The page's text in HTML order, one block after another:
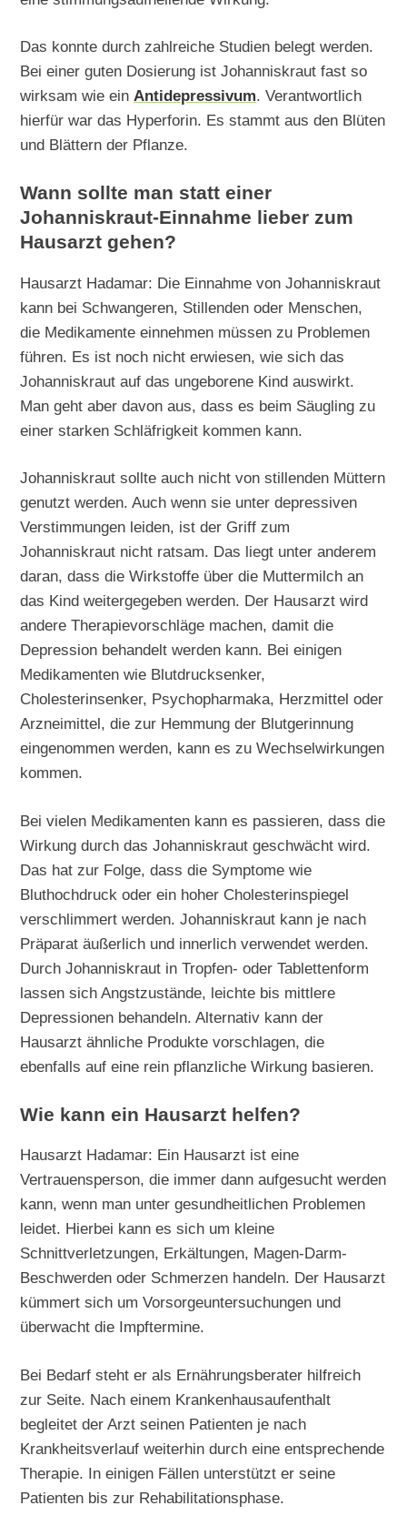
Das konnte durch zahlreiche Studien belegt werden.
Bei einer guten Dosierung ist Johanniskraut fast so
wirksam wie einAntidepressivum. Verantwortlich
hierfür war das Hyperforin. Es stammt aus den Blüten
und Blättern der Pflanze.
Wann sollte man statt einer
Johanniskraut-Einnahme lieber zum
Hausarzt gehen?
Hausarzt Hadamar: Die Einnahme von Johanniskraut
kann bei Schwangeren, Stillenden oder Menschen,
die Medikamente einnehmen müssen zu Problemen
führen. Es ist noch nicht erwiesen, wie sich das
Johanniskraut auf das ungeborene Kind auswirkt.
Man geht aber davon aus, dass es beim Säugling zu
einer starken Schläfrigkeit kommen kann.
Johanniskraut sollte auch nicht von stillenden Müttern
genutzt werden. Auch wenn sie unter depressiven
Verstimmungen leiden, ist der Griff zum
Johanniskraut nicht ratsam. Das liegt unter anderem
daran, dass die Wirkstoffe über die Muttermilch an
das Kind weitergegeben werden. Der Hausarzt wird
andere Therapievorschläge machen, damit die
Depression behandelt werden kann. Bei einigen
Medikamenten wie Blutdrucksenker,
Cholesterinsenker, Psychopharmaka, Herzmittel oder
Arzneimittel, die zur Hemmung der Blutgerinnung
eingenommen werden, kann es zu Wechselwirkungen
kommen.
Bei vielen Medikamenten kann es passieren, dass die
Wirkung durch das Johanniskraut geschwächt wird.
Das hat zur Folge, dass die Symptome wie
Bluthochdruck oder ein hoher Cholesterinspiegel
verschlimmert werden. Johanniskraut kann je nach
Präparat äußerlich und innerlich verwendet werden.
Durch Johanniskraut in Tropfen- oder Tablettenform
lassen sich Angstzustände, leichte bis mittlere
Depressionen behandeln. Alternativ kann der
Hausarzt ähnliche Produkte vorschlagen, die
ebenfalls auf eine rein pflanzliche Wirkung basieren.
Wie kann ein Hausarzt helfen?
Hausarzt Hadamar: Ein Hausarzt ist eine
Vertrauensperson, die immer dann aufgesucht werden
kann, wenn man unter gesundheitlichen Problemen
leidet. Hierbei kann es sich um kleine
Schnittverletzungen, Erkältungen, Magen-Darm-
Beschwerden oder Schmerzen handeln. Der Hausarzt
kümmert sich um Vorsorgeuntersuchungen und
überwacht die Impftermine.
Bei Bedarf steht er als Ernährungsberater hilfreich
zur Seite. Nach einem Krankenhausaufenthalt
begleitet der Arzt seinen Patienten je nach
Krankheitsverlauf weiterhin durch eine entsprechende
Therapie. In einigen Fällen unterstützt er seine
Patienten bis zur Rehabilitationsphase.